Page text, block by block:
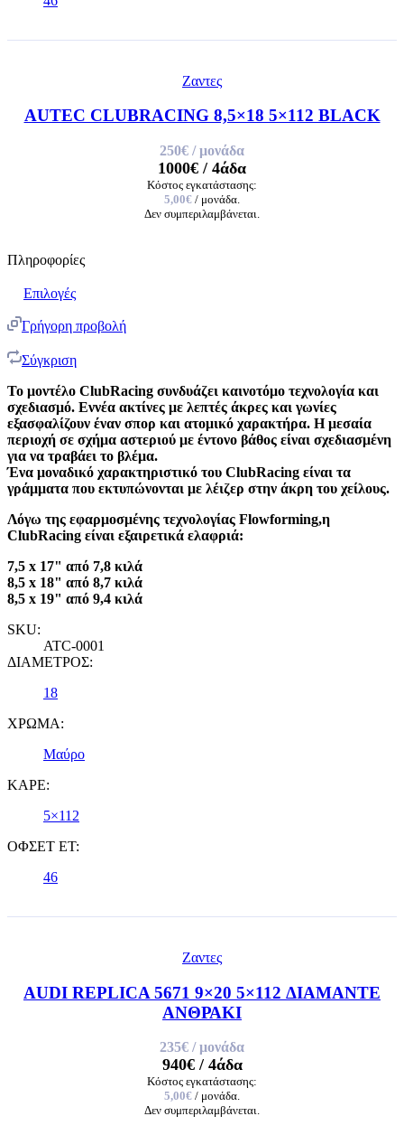
Ζαντες
AUTEC CLUBRACING 8,5×18 5×112 BLACK
250€ / μονάδα
1000€ / 4άδα
Κόστος εγκατάστασης:
5,00€ / μονάδα.
Δεν συμπεριλαμβάνεται.
Πληροφορίες
Επιλογές
Γρήγορη προβολή
Σύγκριση
Το μοντέλο ClubRacing συνδυάζει καινοτόμο τεχνολογία και
σχεδιασμό. Εννέα ακτίνες με λεπτές άκρες και γωνίες
εξασφαλίζουν έναν σπορ και ατομικό χαρακτήρα. Η μεσαία
περιοχή σε σχήμα αστεριού με έντονο βάθος είναι σχεδιασμένη
για να τραβάει το βλέμα.
Ένα μοναδικό χαρακτηριστικό του ClubRacing είναι τα
γράμματα που εκτυπώνονται με λέιζερ στην άκρη του χείλους.
Λόγω της εφαρμοσμένης τεχνολογίας Flowforming,η
ClubRacing είναι εξαιρετικά ελαφριά:
7,5 x 17" από 7,8 κιλά
8,5 x 18" από 8,7 κιλά
8,5 x 19" από 9,4 κιλά
SKU:
ATC-0001
ΔΙΑΜΕΤΡΟΣ:
18
ΧΡΩΜΑ:
Μαύρο
ΚΑΡΕ:
5×112
ΟΦΣΕΤ ET:
46
Ζαντες
AUDI REPLICA 5671 9×20 5×112 ΔΙΑΜΑΝΤΕ
ΑΝΘΡΑΚΙ
235€ / μονάδα
940€/ 4άδα
Κόστος εγκατάστασης:
5,00€ / μονάδα.
Δεν συμπεριλαμβάνεται.